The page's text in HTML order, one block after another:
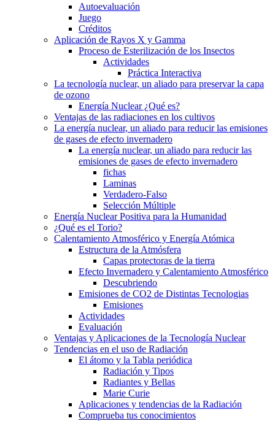
Autoevaluación
Juego
Créditos
Aplicación de Rayos X y Gamma
Proceso de Esterilización de los Insectos
Actividades
Práctica Interactiva
La tecnología nuclear, un aliado para preservar la capa
de ozono
Energía Nuclear ¿Qué es?
Ventajas de las radiaciones en los cultivos
La energía nuclear, un aliado para reducir las emisiones
de gases de efecto invernadero
La energía nuclear, un aliado para reducir las
emisiones de gases de efecto invernadero
fichas
Laminas
Verdadero-Falso
Selección Múltiple
Energía Nuclear Positiva para la Humanidad
¿Qué es el Torio?
Calentamiento Atmosférico y Energía Atómica
Estructura de la Atmósfera
Capas protectoras de la tierra
Efecto Invernadero y Calentamiento Atmosférico
Descubriendo
Emisiones de CO2 de Distintas Tecnologias
Emisiones
Actividades
Evaluación
Ventajas y Aplicaciones de la Tecnología Nuclear
Tendencias en el uso de Radiación
El átomo y la Tabla periódica
Radiación y Tipos
Radiantes y Bellas
Marie Curie
Aplicaciones y tendencias de la Radiación
Comprueba tus conocimientos